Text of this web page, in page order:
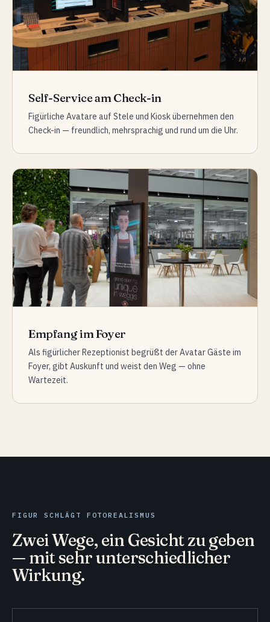
Self-Service am Check-in
Figürliche Avatare auf Stele und Kiosk übernehmen den
Check-in — freundlich, mehrsprachig und rund um die Uhr.
Empfang im Foyer
Als figürlicher Rezeptionist begrüßt der Avatar Gäste im
Foyer, gibt Auskunft und weist den Weg — ohne
Wartezeit.
FIGUR SCHLÄGT FOTOREALISMUS
Zwei Wege, ein Gesicht zu geben
— mit sehr unterschiedlicher
Wirkung.